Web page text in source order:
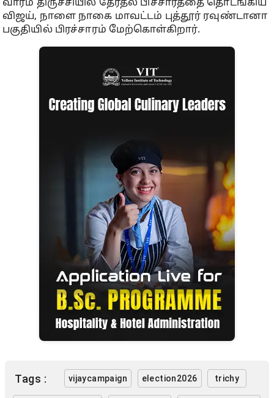
வாரம் திருச்சியில் தேர்தல் பிச்சாரத்தை தொடங்கிய
விஜய், நாளை நாகை மாவட்டம் புத்தூர் ரவுண்டானா
பகுதியில் பிரச்சாரம் மேற்கொள்கிறார்.
Tags : vijaycampaign election2026 trichy